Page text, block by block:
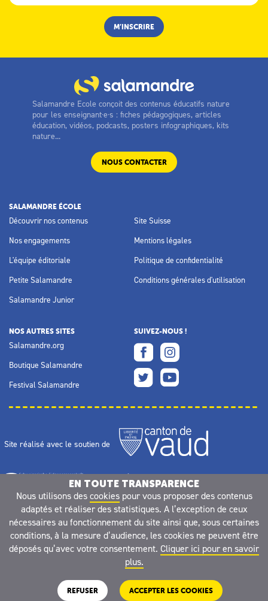
Salamandre Ecole conçoit des contenus éducatifs nature
pour les enseignant·e·s : fiches pédagogiques, articles
éducation, vidéos, podcasts, posters infographiques, kits
nature...
NOUS CONTACTER
SALAMANDRE ÉCOLE
Découvrir nos contenus
Nos engagements
L'équipe éditoriale
Petite Salamandre
Salamandre Junior
Site Suisse
Mentions légales
Politique de confidentialité
Conditions générales d'utilisation
NOS AUTRES SITES
Salamandre.org
Boutique Salamandre
Festival Salamandre
SUIVEZ-NOUS !
Site réalisé avec le soutien de
EN TOUTE TRANSPARENCE
Nous utilisons des cookiespour vous proposer des contenus
adaptés et réaliser des statistiques. A l’exception de ceux
nécessaires au fonctionnement du site ainsi que, sous certaines
conditions, à la mesure d’audience, les cookies ne peuvent être
déposés qu’avec votre consentement. Cliquer ici pour en savoir
plus.
REFUSER ACCEPTER LES COOKIES